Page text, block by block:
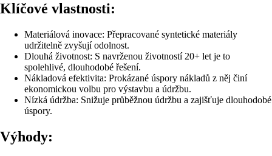
Klíčové vlastnosti:
Materiálová inovace: Přepracované syntetické materiály
udržitelně zvyšují odolnost.
Dlouhá životnost: S navrženou životností 20+ let je to
spolehlivé, dlouhodobé řešení.
Nákladová efektivita: Prokázané úspory nákladů z něj činí
ekonomickou volbu pro výstavbu a údržbu.
Nízká údržba: Snižuje průběžnou údržbu a zajišťuje dlouhodobé
úspory.
Výhody: